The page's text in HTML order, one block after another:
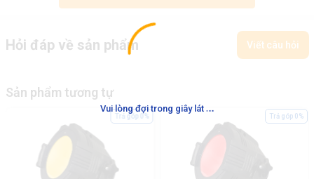
Vui lòng đợi trong giây lát ...
Hỏi đáp về sản phẩm Viết câu hỏi
Sản phẩm tương tự
Trả góp 0% Trả góp 0%